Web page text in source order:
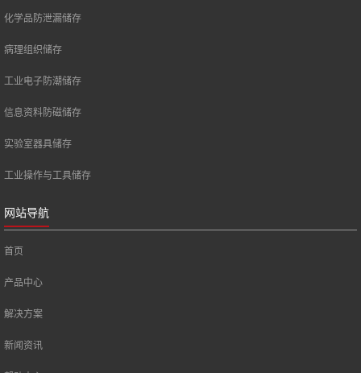
化学品防泄漏储存
病理组织储存
工业电子防潮储存
信息资料防磁储存
实验室器具储存
工业操作与工具储存
网站导航
首页
产品中心
解决方案
新闻资讯